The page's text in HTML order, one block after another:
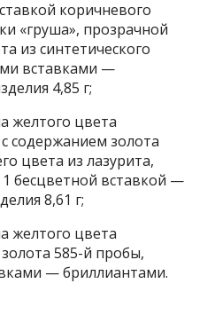
коричневого
«груша», прозрачной
из синтетического
вставками —
4,85 г;
желтого цвета
содержанием золота
цвета из лазурита,
бесцветной вставкой —
8,61 г;
желтого цвета
585-й пробы,
— бриллиантами.